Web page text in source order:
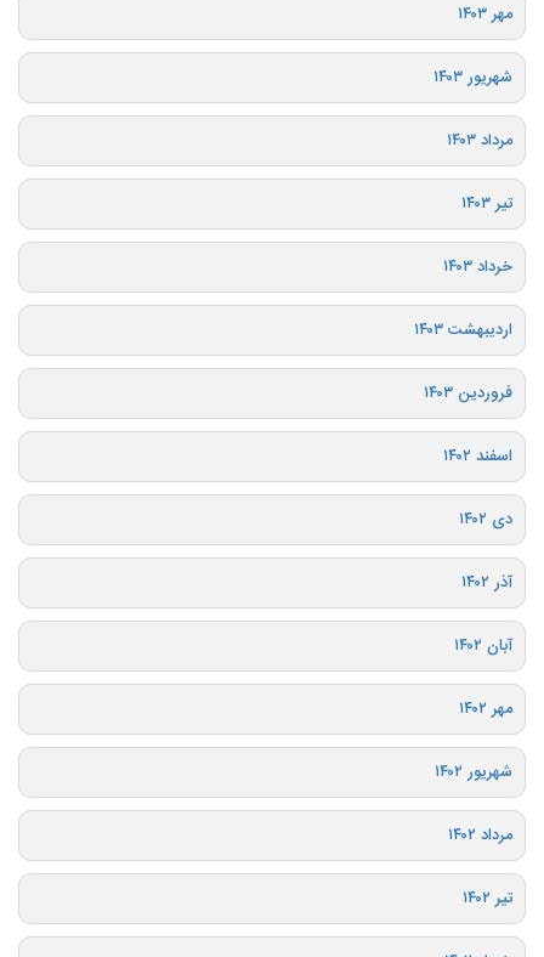
مهر ۱۴۰۳
شهریور ۱۴۰۳
مرداد ۱۴۰۳
تیر ۱۴۰۳
خرداد ۱۴۰۳
اردیبهشت ۱۴۰۳
فروردین ۱۴۰۳
اسفند ۱۴۰۲
دی ۱۴۰۲
آذر ۱۴۰۲
آبان ۱۴۰۲
مهر ۱۴۰۲
شهریور ۱۴۰۲
مرداد ۱۴۰۲
تیر ۱۴۰۲